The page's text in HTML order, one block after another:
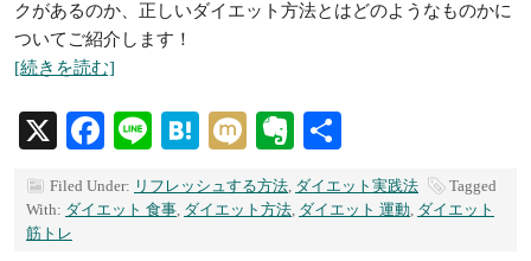
クがあるのか、正しいダイエット方法とはどのようなものかに
ついてご紹介します！
[続きを読む]
X Facebook
LineHatenaMixiEvernote
有
Filed Under: リフレッシュする方法, ダイエット実践法
Tagged
With: ダイエット 食事, ダイエット方法, ダイエット 運動, ダイエット
筋トレ